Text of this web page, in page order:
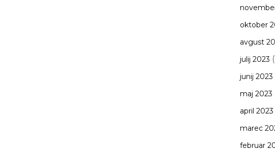
oktober
avgust
julij 2023
junij 2023
maj 2023
april 2023
marec
februar